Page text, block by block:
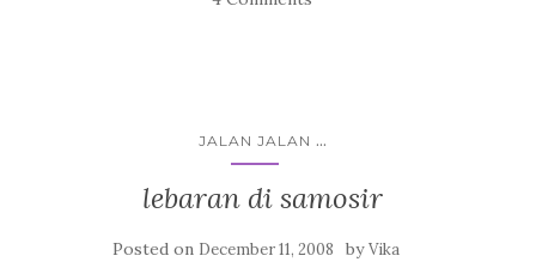
JALAN JALAN ...
lebaran di samosir
Posted on December 11, 2008 byVika